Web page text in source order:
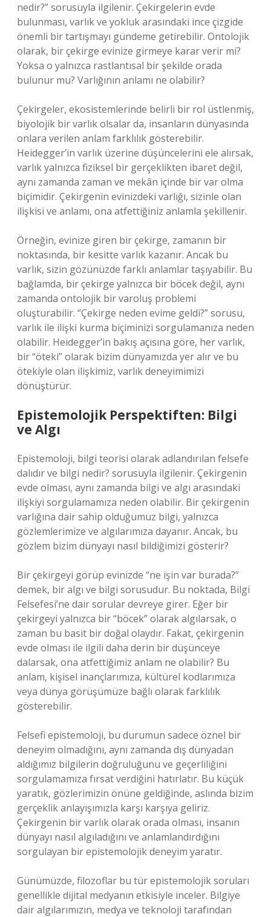
nedir?” sorusuyla ilgilenir. Çekirgelerin evde
bulunması, varlık ve yokluk arasındaki ince çizgide
önemli bir tartışmayı gündeme getirebilir. Ontolojik
olarak, bir çekirge evinize girmeye karar verir mi?
Yoksa o yalnızca rastlantısal bir şekilde orada
bulunur mu? Varlığının anlamı ne olabilir?
Çekirgeler, ekosistemlerinde belirli bir rol üstlenmiş,
biyolojik bir varlık olsalar da, insanların dünyasında
onlara verilen anlam farklılık gösterebilir.
Heidegger’in varlık üzerine düşüncelerini ele alırsak,
varlık yalnızca fiziksel bir gerçeklikten ibaret değil,
aynı zamanda zaman ve mekân içinde bir var olma
biçimidir. Çekirgenin evinizdeki varlığı, sizinle olan
ilişkisi ve anlamı, ona atfettiğiniz anlamla şekillenir.
Örneğin, evinize giren bir çekirge, zamanın bir
noktasında, bir kesitte varlık kazanır. Ancak bu
varlık, sizin gözünüzde farklı anlamlar taşıyabilir. Bu
bağlamda, bir çekirge yalnızca bir böcek değil, aynı
zamanda ontolojik bir varoluş problemi
oluşturabilir. “Çekirge neden evime geldi?” sorusu,
varlık ile ilişki kurma biçiminizi sorgulamanıza neden
olabilir. Heidegger’in bakış açısına göre, her varlık,
bir “öteki” olarak bizim dünyamızda yer alır ve bu
ötekiyle olan ilişkimiz, varlık deneyimimizi
dönüştürür.
Epistemolojik Perspektiften: Bilgi
ve Algı
Epistemoloji, bilgi teorisi olarak adlandırılan felsefe
dalıdır ve bilgi nedir? sorusuyla ilgilenir. Çekirgenin
evde olması, aynı zamanda bilgi ve algı arasındaki
ilişkiyi sorgulamamıza neden olabilir. Bir çekirgenin
varlığına dair sahip olduğumuz bilgi, yalnızca
gözlemlerimize ve algılarımıza dayanır. Ancak, bu
gözlem bizim dünyayı nasıl bildiğimizi gösterir?
Bir çekirgeyi görüp evinizde “ne işin var burada?”
demek, bir algı ve bilgi sorusudur. Bu noktada, Bilgi
Felsefesi’ne dair sorular devreye girer. Eğer bir
çekirgeyi yalnızca bir “böcek” olarak algılarsak, o
zaman bu basit bir doğal olaydır. Fakat, çekirgenin
evde olması ile ilgili daha derin bir düşünceye
dalarsak, ona atfettiğimiz anlam ne olabilir? Bu
anlam, kişisel inançlarımıza, kültürel kodlarımıza
veya dünya görüşümüze bağlı olarak farklılık
gösterebilir.
Felsefi epistemoloji, bu durumun sadece öznel bir
deneyim olmadığını, aynı zamanda dış dünyadan
aldığımız bilgilerin doğruluğunu ve geçerliliğini
sorgulamamıza fırsat verdiğini hatırlatır. Bu küçük
yaratık, gözlerimizin önüne geldiğinde, aslında bizim
gerçeklik anlayışımızla karşı karşıya geliriz.
Çekirgenin bir varlık olarak orada olması, insanın
dünyayı nasıl algıladığını ve anlamlandırdığını
sorgulayan bir epistemolojik deneyim yaratır.
Günümüzde, filozoflar bu tür epistemolojik soruları
genellikle dijital medyanın etkisiyle inceler. Bilgiye
dair algılarımızın, medya ve teknoloji tarafından